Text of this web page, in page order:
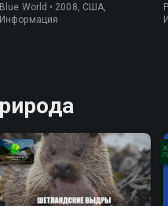
Blue World • 2008, США,
Информация